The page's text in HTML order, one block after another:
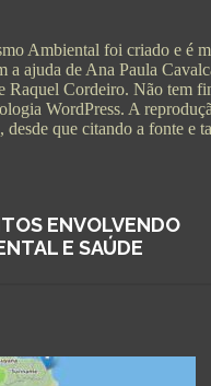
Ambiental foi criado e é
a ajuda de Ana Paula
Raquel Cordeiro. Não tem
WordPress. A
desde que citando a fonte e
ENVOLVENDO
E SAÚDE